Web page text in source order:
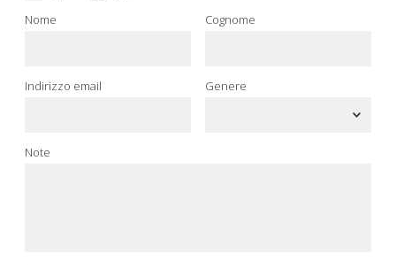
Nome
Cognome
Indirizzo email Genere
Note